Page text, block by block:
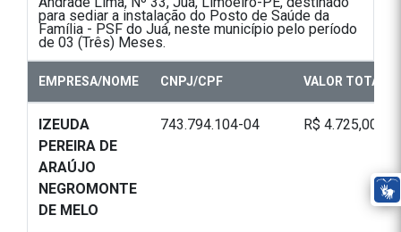
para sediar a instalação do Posto de Saúde da
Família - PSF do Juá, neste município pelo período
de 03 (Três) Meses.
EMPRESA/NOME CNPJ/CPF VALOR TOTAL
IZEUDA
PEREIRA DE
ARAÚJO
NEGROMONTE
DE MELO
743.794.104-04 R$ 4.725,00